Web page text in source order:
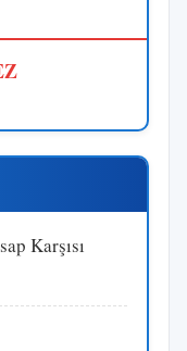
Karşısı